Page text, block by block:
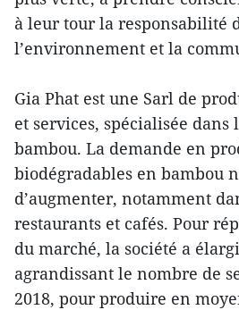
à leur tour la responsabilité
l’environnement et la
Gia Phat est une Sarl de
et services, spécialisée dans
bambou. La demande en
biodégradables en bambou
d’augmenter, notamment
restaurants et cafés. Pour
du marché, la société a
agrandissant le nombre de
2018, pour produire en